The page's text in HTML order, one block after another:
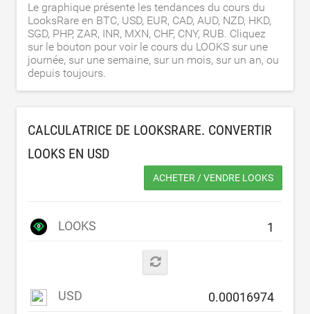
Le graphique présente les tendances du cours du
LooksRare en BTC, USD, EUR, CAD, AUD, NZD, HKD,
SGD, PHP, ZAR, INR, MXN, CHF, CNY, RUB. Cliquez
sur le bouton pour voir le cours du LOOKS sur une
journée, sur une semaine, sur un mois, sur un an, ou
depuis toujours.
CALCULATRICE DE LOOKSRARE. CONVERTIR
LOOKS EN USD
ACHETER / VENDRE LOOKS
LOOKS
USD